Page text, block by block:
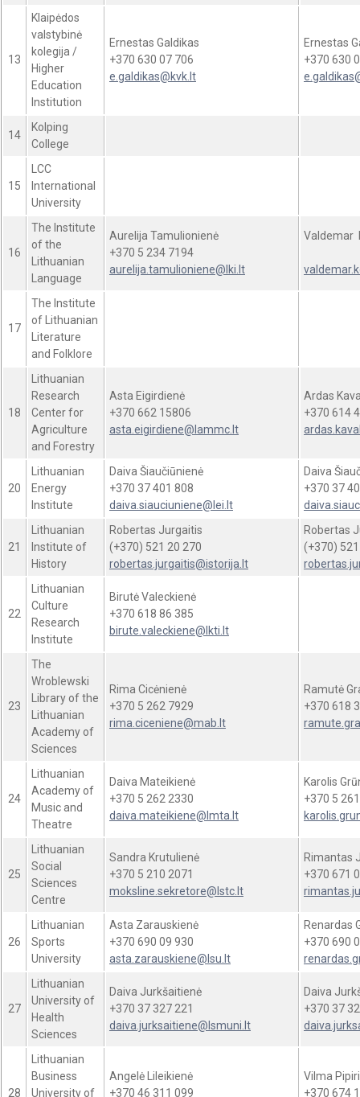
13
Klaipėdos
valstybinė
kolegija /
Higher
Education
Institution
Ernestas Galdikas
+370 630 07 706
e.galdikas@kvk.lt
Ernestas
+370 630
14
Kolping
College
15
LCC
International
University
16
The Institute
of the
Lithuanian
Language
Aurelija Tamulionienė
+370 5 234 7194
aurelija.tamulioniene@lki.lt
Valdemar
17
The Institute
of Lithuanian
Literature
and Folklore
18
Lithuanian
Research
Center for
Agriculture
and Forestry
Asta Eigirdienė
+370 662 15806
asta.eigirdiene@lammc.lt
Ardas
+370 614
20
Lithuanian
Energy
Institute
Daiva Šiaučiūnienė
+370 37 401 808
daiva.siauciuniene@lei.lt
Daiva
+370 37
21
Lithuanian
Institute of
History
Robertas Jurgaitis
(+370) 521 20 270
robertas.jurgaitis@istorija.lt
Robertas
(+370)
22
Lithuanian
Culture
Research
Institute
Birutė Valeckienė
+370 618 86 385
birute.valeckiene@lkti.lt
23
The
Wroblewski
Library of the
Lithuanian
Academy of
Sciences
Rima Cicėnienė
+370 5 262 7929
rima.ciceniene@mab.lt
Ramutė
+370 618
24
Lithuanian
Academy of
Music and
Theatre
Daiva Mateikienė
+370 5 262 2330
daiva.mateikiene@lmta.lt
Karolis
+370 5
25
Lithuanian
Social
Sciences
Centre
Sandra Krutulienė
+370 5 210 2071
moksline.sekretore@lstc.lt
Rimantas
+370 671
26
Lithuanian
Sports
University
Asta Zarauskienė
+370 690 09 930
asta.zarauskiene@lsu.lt
Renardas
+370 690
27
Lithuanian
University of
Health
Sciences
Daiva Jurkšaitienė
+370 37 327 221
daiva.jurksaitiene@lsmuni.lt
Daiva
+370 37
28
Lithuanian
Business
University of
Angelė Lileikienė
+370 46 311 099
Vilma
+370 674